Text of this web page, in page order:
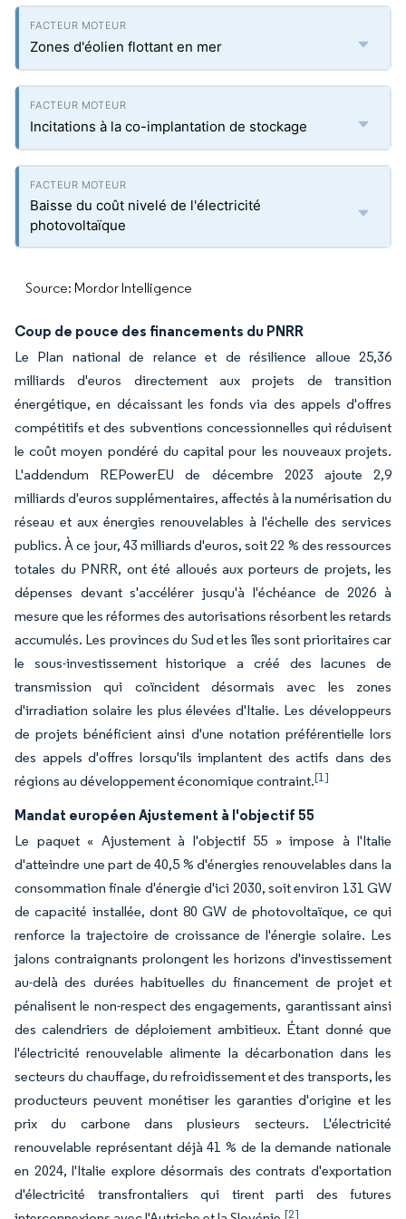
Zones d'éolien flottant en mer
Incitations à la co-implantation de stockage
Baisse du coût nivelé de l'électricité
photovoltaïque
Source: Mordor Intelligence
Coup de pouce des financements du PNRR
Le Plan national de relance et de résilience alloue 25,36
milliards d'euros directement aux projets de transition
énergétique, en décaissant les fonds via des appels d'offres
compétitifs et des subventions concessionnelles qui réduisent
le coût moyen pondéré du capital pour les nouveaux projets.
L'addendum REPowerEU de décembre 2023 ajoute 2,9
milliards d'euros supplémentaires, affectés à la numérisation du
réseau et aux énergies renouvelables à l'échelle des services
publics. À ce jour, 43 milliards d'euros, soit 22 % des ressources
totales du PNRR, ont été alloués aux porteurs de projets, les
dépenses devant s'accélérer jusqu'à l'échéance de 2026 à
mesure que les réformes des autorisations résorbent les retards
accumulés. Les provinces du Sud et les îles sont prioritaires car
le sous-investissement historique a créé des lacunes de
transmission qui coïncident désormais avec les zones
d'irradiation solaire les plus élevées d'Italie. Les développeurs
de projets bénéficient ainsi d'une notation préférentielle lors
des appels d'offres lorsqu'ils implantent des actifs dans des
régions au développement économique contraint.[1]
Mandat européen Ajustement à l'objectif 55
Le paquet « Ajustement à l'objectif 55 » impose à l'Italie
d'atteindre une part de 40,5 % d'énergies renouvelables dans la
consommation finale d'énergie d'ici 2030, soit environ 131 GW
de capacité installée, dont 80 GW de photovoltaïque, ce qui
renforce la trajectoire de croissance de l'énergie solaire. Les
jalons contraignants prolongent les horizons d'investissement
au-delà des durées habituelles du financement de projet et
pénalisent le non-respect des engagements, garantissant ainsi
des calendriers de déploiement ambitieux. Étant donné que
l'électricité renouvelable alimente la décarbonation dans les
secteurs du chauffage, du refroidissement et des transports, les
producteurs peuvent monétiser les garanties d'origine et les
prix du carbone dans plusieurs secteurs. L'électricité
renouvelable représentant déjà 41 % de la demande nationale
en 2024, l'Italie explore désormais des contrats d'exportation
d'électricité transfrontaliers qui tirent parti des futures
[2]